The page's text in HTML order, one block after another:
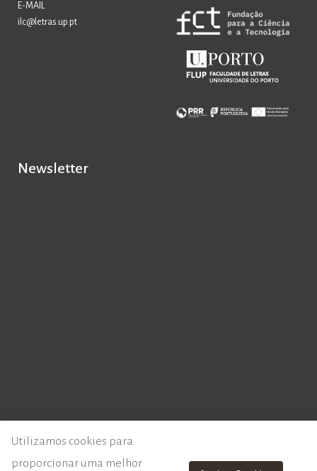
E-MAIL
ilc@letras.up.pt
Newsletter
Utilizamos cookies para
proporcionar uma melhor